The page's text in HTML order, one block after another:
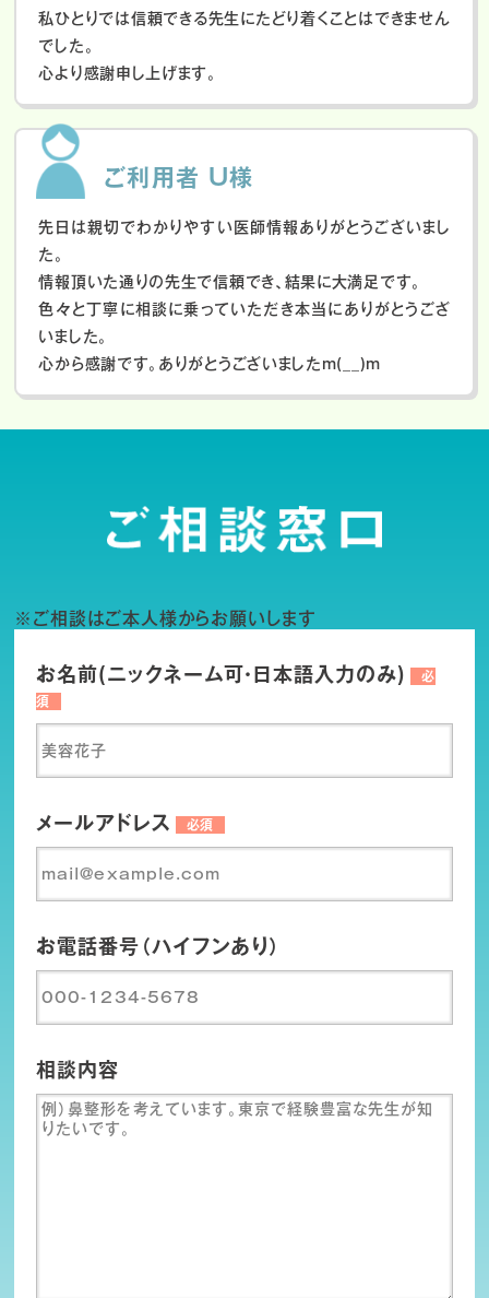
私ひとりでは信頼できる先生にたどり着くことはできません
でした。
心より感謝申し上げます。
ご利用者 U様
先日は親切でわかりやすい医師情報ありがとうございまし
た。
情報頂いた通りの先生で信頼でき、結果に大満足です。
色々と丁寧に相談に乗っていただき本当にありがとうござ
いました。
心から感謝です。ありがとうございましたm(__)m
※ご相談はご本人様からお願いします
お名前(ニックネーム可・日本語入力のみ)
必
須
メールアドレス 必須
お電話番号（ハイフンあり）
相談内容